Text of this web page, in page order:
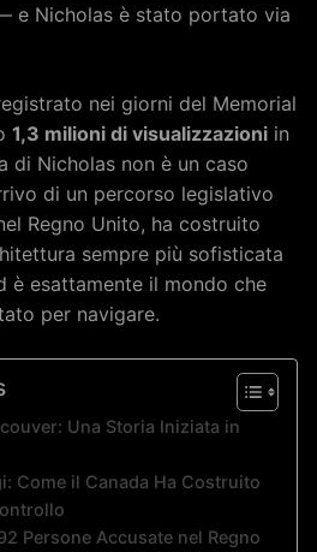
e Nicholas è stato portato via
nei giorni del Memorial
1,3 milioni di visualizzazioni in
di Nicholas non è un caso
di un percorso legislativo
Regno Unito, ha costruito
sempre più sofisticata
è esattamente il mondo che
per navigare.
Una Storia Iniziata in
Come il Canada Ha Costruito
Persone Accusate nel Regno